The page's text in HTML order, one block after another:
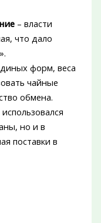
– власти
что дало
форм, веса
чайные
обмена.
но и в
поставки в